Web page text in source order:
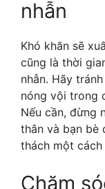
nhẫn
Khó khăn sẽ
cũng là thời
nhẫn. Hãy
nóng vội trong
Nếu cần, đừng
thân và bạn bè
thách một cách
Chăm